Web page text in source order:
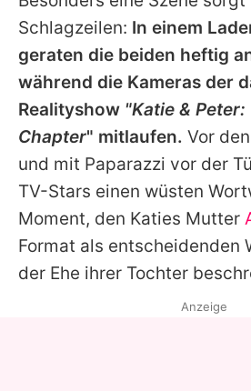
Team
Redaktionelle
Impressum
Utiq
Schlagzeilen: In einem
geraten die beiden heftig
während die Kameras der
Realityshow "Katie & Peter:
Chapter" mitlaufen. Vor
und mit Paparazzi vor der
TV-Stars einen wüsten
Moment, den Katies Mutter
Format als entscheidenden
der Ehe ihrer Tochter
Anzeige